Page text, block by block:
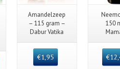
Quick View
Amandelzeep
– 115 gram –
Dabur Vatika
€1,95
Quick
150
€